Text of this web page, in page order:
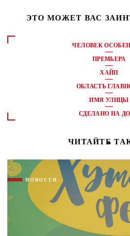
ЭТО МОЖЕТ ВАС
ЧЕЛОВЕК
ПРЕМЬЕРА
ХАЙП
ОБЛАСТЬ
ИМЯ УЛИЦЫ
СДЕЛАНО НА
ЧИТАЙТЕ
НОВОСТИ